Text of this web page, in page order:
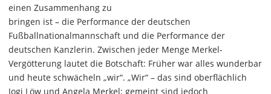
einen Zusammenhang zu
bringen ist – die Performance der deutschen
Fußballnationalmannschaft und die Performance der
deutschen Kanzlerin. Zwischen jeder Menge Merkel-
Vergötterung lautet die Botschaft: Früher war alles wunderbar
und heute schwächeln „wir“. „Wir“ – das sind oberflächlich
Jogi Löw und Angela Merkel; gemeint sind jedoch